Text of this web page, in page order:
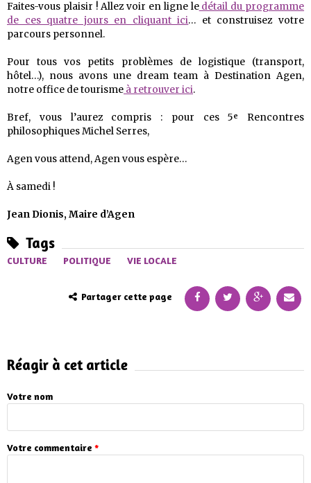
Faites-vous plaisir ! Allez voir en ligne ledétail du programme
de ces quatre jours en cliquant ici… et construisez votre
parcours personnel.
Pour tous vos petits problèmes de logistique (transport,
hôtel…), nous avons une dream team à Destination Agen,
notre office de tourisme à retrouver ici.
Bref, vous l’aurez compris : pour ces 5ᵉ Rencontres
philosophiques Michel Serres,
Agen vous attend, Agen vous espère…
À samedi !
Jean Dionis, Maire d’Agen
Tags
CULTURE POLITIQUE VIE LOCALE
Partager cette page
Réagir à cet article
Votre nom
Votre commentaire *